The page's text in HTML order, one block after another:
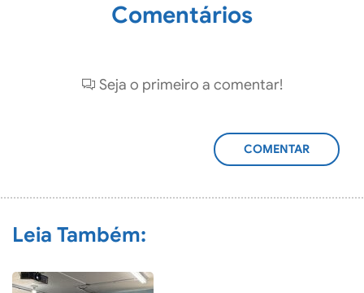
Comentários
Seja o primeiro a comentar!
ADICIONAR
Leia Também: